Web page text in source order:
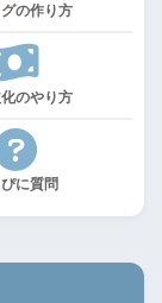
の作り方
のやり方
に質問